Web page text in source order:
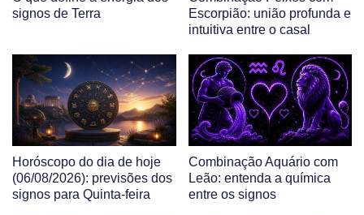
signos de Terra
Escorpião: união profunda e
intuitiva entre o casal
Horóscopo do dia de hoje
(06/08/2026): previsões dos
signos para Quinta-feira
Combinação Aquário com
Leão: entenda a química
entre os signos